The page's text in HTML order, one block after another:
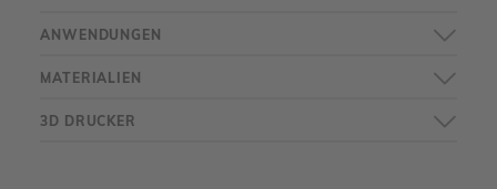
ANWENDUNGEN
MATERIALIEN
3D DRUCKER